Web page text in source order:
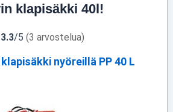
klapisäkki 40l!
3.3/5 (3 arvostelua)
nyöreillä PP 40 L